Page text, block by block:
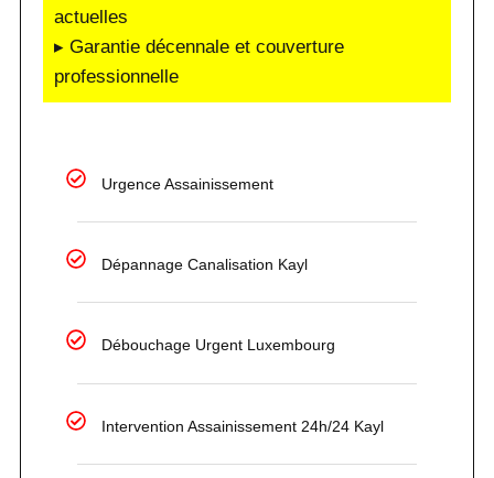
actuelles
▸ Garantie décennale et couverture
professionnelle
Urgence Assainissement
Dépannage Canalisation Kayl
Débouchage Urgent Luxembourg
Intervention Assainissement 24h/24 Kayl